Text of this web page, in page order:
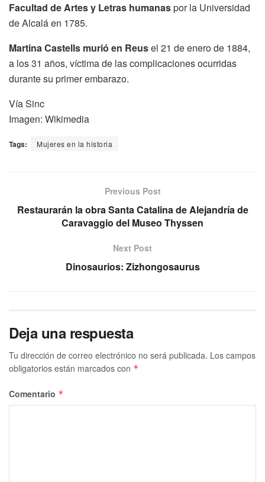
Facultad de Artes y Letras humanaspor la Universidad
de Alcalá en 1785.
Martina Castells murió en Reusel 21 de enero de 1884,
a los 31 años, víctima de las complicaciones ocurridas
durante su primer embarazo.​
Vía Sinc
Imagen: Wikimedia
Tags: Mujeres en la historia
Previous Post
Restaurarán la obra Santa Catalina de Alejandría de
Caravaggio del Museo Thyssen
Next Post
Dinosaurios: Zizhongosaurus
Deja una respuesta
Tu dirección de correo electrónico no será publicada. Los campos
obligatorios están marcados con *
Comentario *